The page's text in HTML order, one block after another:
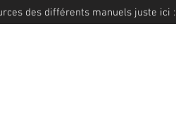
des différents manuels juste ici :